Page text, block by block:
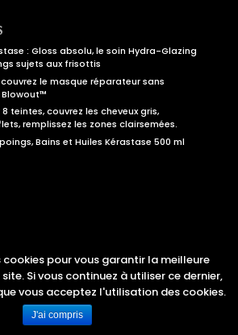
: Gloss absolu, le soin Hydra-Glazing
sujets aux frisottis
le masque réparateur sans
teintes, couvrez les cheveux gris,
remplissez les zones clairsemées.
Bains et Huiles Kérastase 500 ml
Tous droits réservés | conception :
& Associés
cookies pour vous garantir la meilleure
Si vous continuez à utiliser ce dernier,
vous acceptez l'utilisation des cookies.
J'ai compris